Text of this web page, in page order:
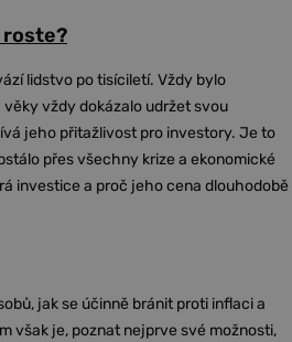
roste?
lidstvo po tisíciletí. Vždy bylo
vždy dokázalo udržet svou
jeho přitažlivost pro investory. Je to
přes všechny krize a ekonomické
investice a proč jeho cena dlouhodobě
jak se účinně bránit proti inflaci a
však je, poznat nejprve své možnosti,